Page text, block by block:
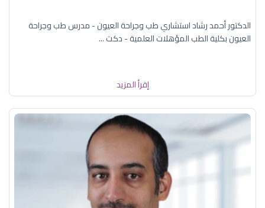
الدكتور أحمد رشاد استشاري طب وجراحة العيون - مدرس طب وجراحة
العيون بكلية الطب المؤهلات العلمية - دكت ...
إقرأ المزيد